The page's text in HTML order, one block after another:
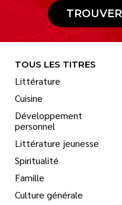
TOUS LES TITRES
Littérature
Cuisine
Développement
personnel
Littérature jeunesse
Spiritualité
Famille
Culture générale